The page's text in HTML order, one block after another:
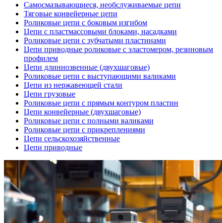
Самосмазывающиеся, необслуживаемые цепи
Тяговые конвейерные цепи
Роликовые цепи с боковым изгибом
Цепи с пластмассовыми блоками, насадками
Роликовые цепи с зубчатыми пластинами
Цепи приводные роликовые с эластомером, резиновым
профилем
Цепи длиннозвенные (двухшаговые)
Роликовые цепи с выступающими валиками
Цепи из нержавеющей стали
Цепи грузовые
Роликовые цепи с прямым контуром пластин
Цепи конвейерные (двухшаговые)
Роликовые цепи с полными валиками
Роликовые цепи с прикреплениями
Цепи сельскохозяйственные
Цепи приводные